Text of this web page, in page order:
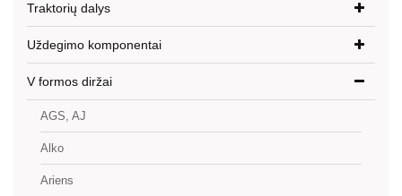
Traktorių dalys
Uždegimo komponentai
V formos diržai
AGS, AJ
Alko
Ariens